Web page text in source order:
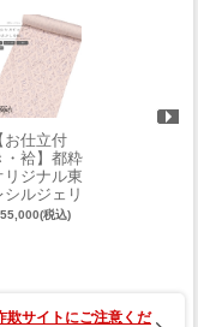
お仕立付
・袷】都粋
リジナル東
シルジェリ
おめかし小
税込)
欺サイトにご注意くだ